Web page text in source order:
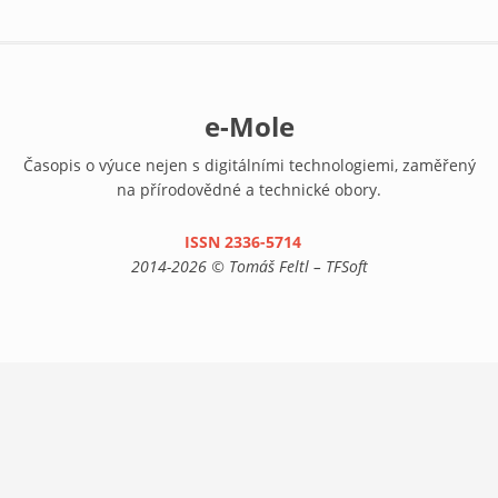
e-Mole
Časopis o výuce nejen s digitálními technologiemi, zaměřený
na přírodovědné a technické obory.
ISSN 2336-5714(link is external)
2014-2026 © Tomáš Feltl – TFSoft